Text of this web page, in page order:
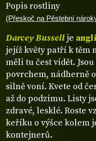
Popis rostliny
(Přeskoč na Pěstební
Darcey Bussell je
jejíž květy patří k těm
měli tu čest vidět.
povrchem, nádherně
silně voní. Kvete od
až do podzimu. Listy
zdravé, lesklé. Roste
keříku o výšce kolem
kontejnerů.